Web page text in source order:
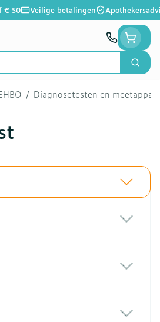
€ 50 Veilige betalingen
Zoek
/ Diagnosetesten en